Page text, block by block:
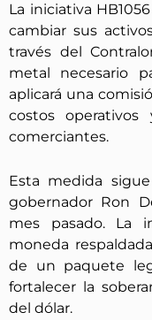
La iniciativa
cambiar sus
través del
metal necesario
aplicará una
costos
comerciantes.
Esta medida
gobernador Ron
mes pasado. La
moneda
de un paquete
fortalecer la
del dólar.